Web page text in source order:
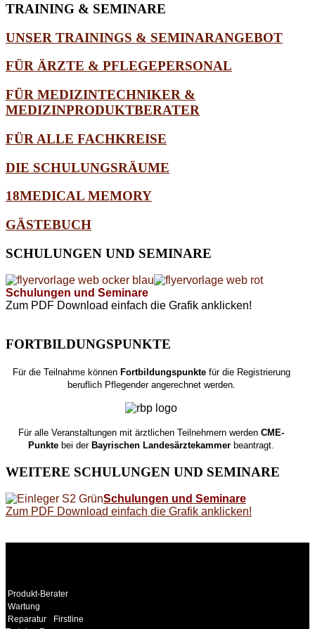
TRAINING & SEMINARE
UNSER TRAININGS & SEMINARANGEBOT
FÜR ÄRZTE & PFLEGEPERSONAL
FÜR MEDIZINTECHNIKER &
MEDIZINPRODUKTBERATER
FÜR ALLE FACHKREISE
DIE SCHULUNGSRÄUME
18MEDICAL MEMORY
GÄSTEBUCH
SCHULUNGEN UND SEMINARE
Schulungen und Seminare
Zum PDF Download einfach die Grafik anklicken!
FORTBILDUNGSPUNKTE
Für die Teilnahme könnenFortbildungspunktefür die Registrierung
beruflich Pflegender angerechnet werden.
Für alle Veranstaltungen mit ärztlichen Teilnehmern werdenCME-
Punkte bei derBayrischen Landesärztekammer beantragt.
WEITERE SCHULUNGEN UND SEMINARE
Schulungen und Seminare
Zum PDF Download einfach die Grafik anklicken!
Produkt-Berater
Wartung
Reparatur
Firstline